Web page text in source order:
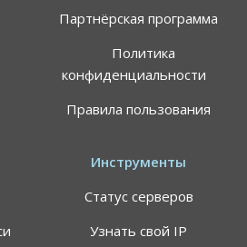
СКИДКИ 64%
предложением
тарифном плане до 64%
59.99$
24 месяца, может
Партнёрская программа
Политика
конфиденциальности
Правила пользования
Инструменты
Статус серверов
Узнать свой IP